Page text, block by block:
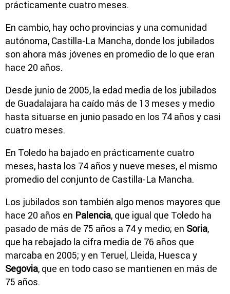
prácticamente cuatro meses.
En cambio, hay ocho provincias y una comunidad
autónoma, Castilla-La Mancha, donde los jubilados
son ahora más jóvenes en promedio de lo que eran
hace 20 años.
Desde junio de 2005, la edad media de los jubilados
de Guadalajara ha caído más de 13 meses y medio
hasta situarse en junio pasado en los 74 años y casi
cuatro meses.
En Toledo ha bajado en prácticamente cuatro
meses, hasta los 74 años y nueve meses, el mismo
promedio del conjunto de Castilla-La Mancha.
Los jubilados son también algo menos mayores que
hace 20 años en Palencia, que igual que Toledo ha
pasado de más de 75 años a 74 y medio; en Soria,
que ha rebajado la cifra media de 76 años que
marcaba en 2005; y en Teruel, Lleida, Huesca y
Segovia, que en todo caso se mantienen en más de
75 años.